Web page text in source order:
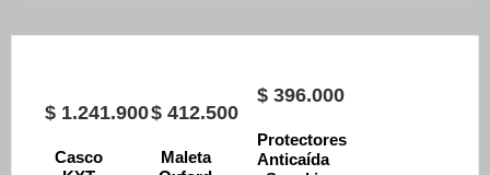
$ 1.241.900
Casco
$ 412.500
Maleta
$ 396.000
Protectores
Anticaída